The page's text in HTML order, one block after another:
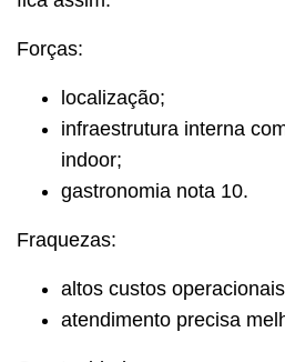
Forças:
localização;
infraestrutura interna
indoor;
gastronomia nota 10.
Fraquezas:
altos custos
atendimento precisa